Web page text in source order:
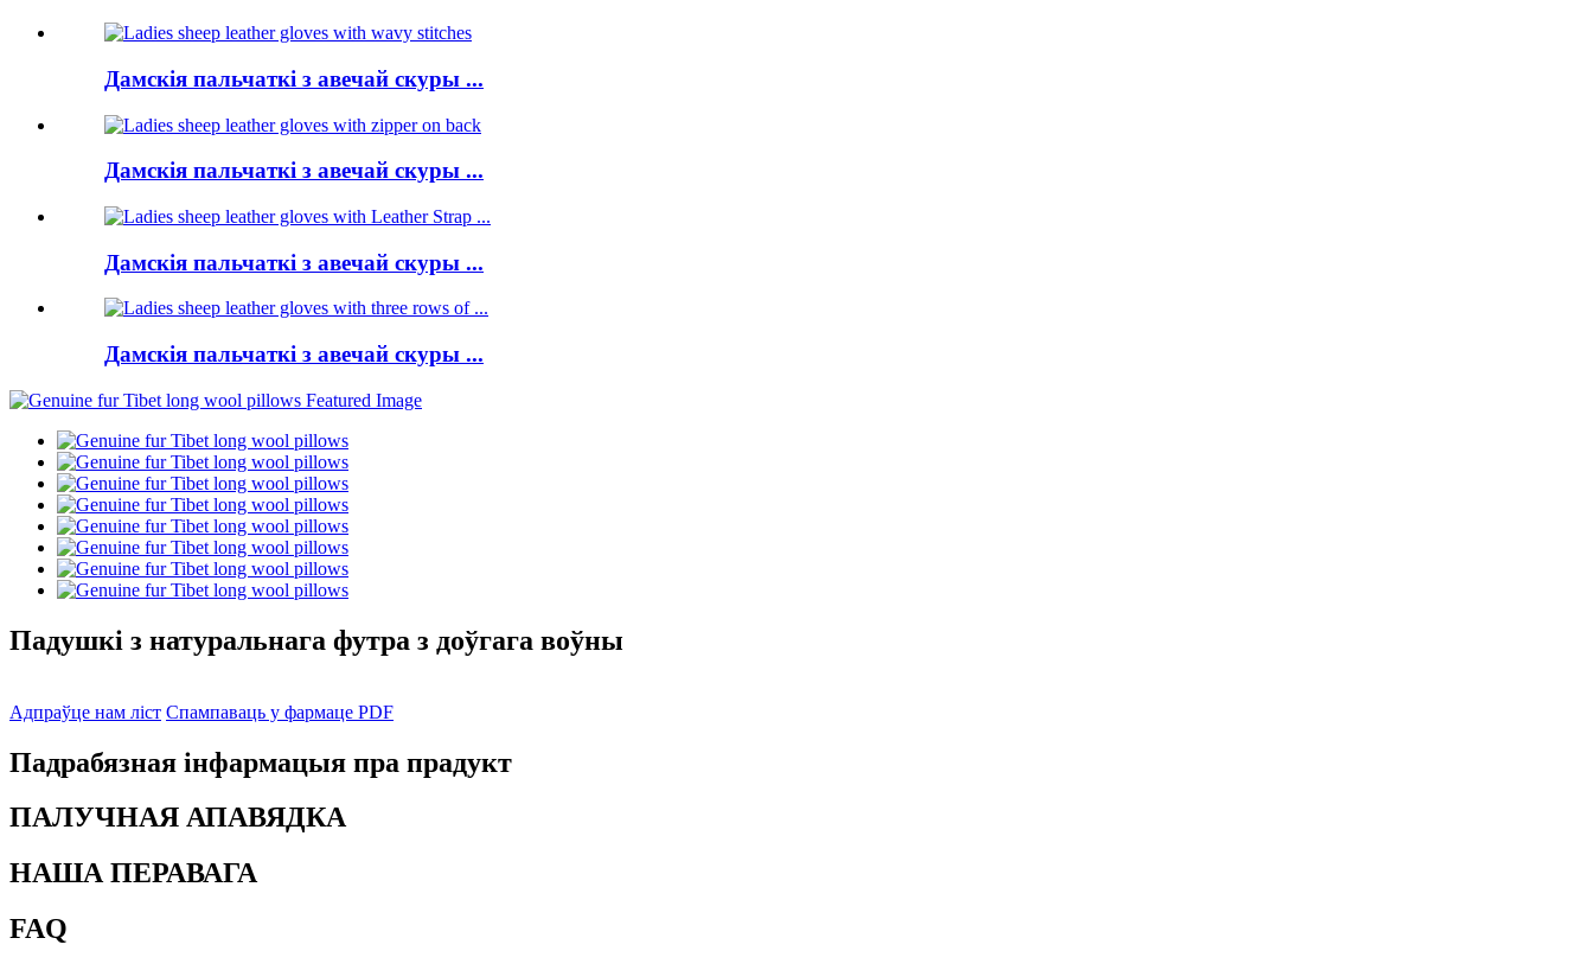
Дамскія пальчаткі з авечай скуры ...
Дамскія пальчаткі з авечай скуры ...
Дамскія пальчаткі з авечай скуры ...
Дамскія пальчаткі з авечай скуры ...
Падушкі з натуральнага футра з доўгага воўны
Адпраўце нам ліст Спампаваць у фармаце PDF
Падрабязная інфармацыя пра прадукт
ПАЛУЧНАЯ АПАВЯДКА
НАША ПЕРАВАГА
FAQ